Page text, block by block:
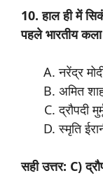
10. हाल ही में
पहले भारतीय
नरेंद्र
अमित
द्रौपदी
स्मृति
सही उत्तर: C)